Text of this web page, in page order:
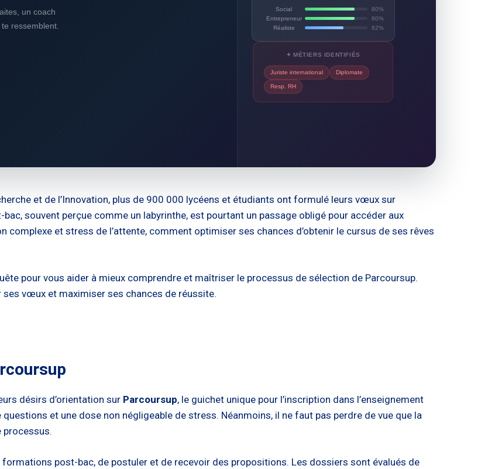
un coach
ressemblent.
Social
80%
Entrepreneur
80%
Réaliste
62%
✦ MÉTIERS IDENTIFIÉS
Juriste international Diplomate
Resp. RH
et de l’Innovation, plus de 900 000 lycéens et étudiants ont formulé leurs vœux sur
souvent perçue comme un labyrinthe, est pourtant un passage obligé pour accéder aux
complexe et stress de l’attente, comment optimiser ses chances d’obtenir le cursus de ses rêves
pour vous aider à mieux comprendre et maîtriser le processus de sélection de Parcoursup.
vœux et maximiser ses chances de réussite.
désirs d’orientation sur Parcoursup, le guichet unique pour l’inscription dans l’enseignement
et une dose non négligeable de stress. Néanmoins, il ne faut pas perdre de vue que la
processus.
post-bac, de postuler et de recevoir des propositions. Les dossiers sont évalués de